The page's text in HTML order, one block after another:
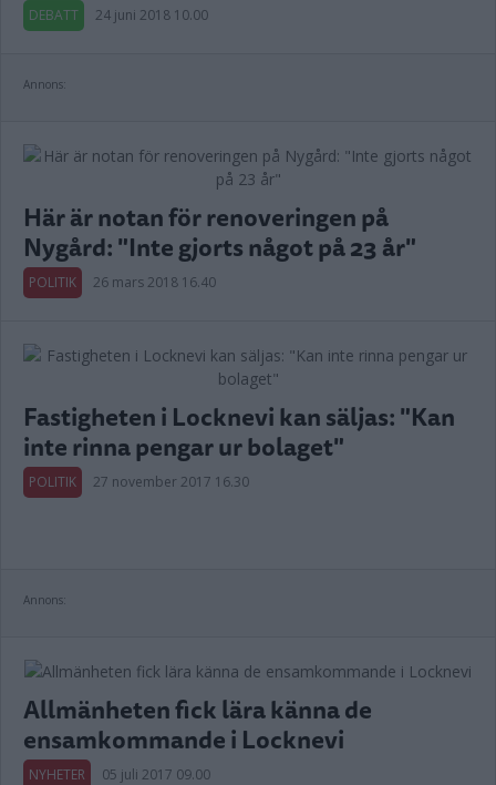
DEBATT 24 juni 2018 10.00
Annons:
Här är notan för renoveringen på
Nygård: "Inte gjorts något på 23 år"
POLITIK 26 mars 2018 16.40
Fastigheten i Locknevi kan säljas: "Kan
inte rinna pengar ur bolaget"
POLITIK 27 november 2017 16.30
Annons:
Allmänheten fick lära känna de
ensamkommande i Locknevi
NYHETER 05 juli 2017 09.00